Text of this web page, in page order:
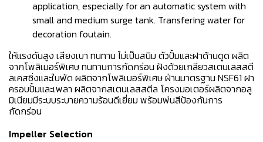
application, especially for an automatic system with
small and medium surge tank. Transfering water for
decoration foutain.
ให้แรงดันสูง เสียงเบา ทนทาน ไม่เป็นสนิม ตัวปั้มและฝาด้านดูด ผลิต
จากโพลิเมอร์พิเศษ ทนทานการกัดกร่อน ฝังด้วยเกลียวสเตนเลสสตี
ลเคสซิ่งและใบพัด ผลิตจากโพลิเมอร์พิเศษ ฝ่านมาตรฐาน NSF61 ฝา
ครอบปั้มและเพลา ผลิตจากสเตนเลสสตีล โครงมอเตอร์ผลิตจากอลู
มิเนียมมีระบบระบายความร้อนดีเยี่ยม พร้อมพ่นสีป้องกันการ
กัดกร่อน
Impeller Selection